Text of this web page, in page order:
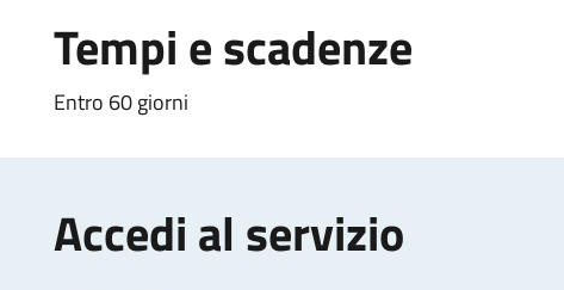
Tempi e scadenze
Entro 60 giorni
Accedi al servizio